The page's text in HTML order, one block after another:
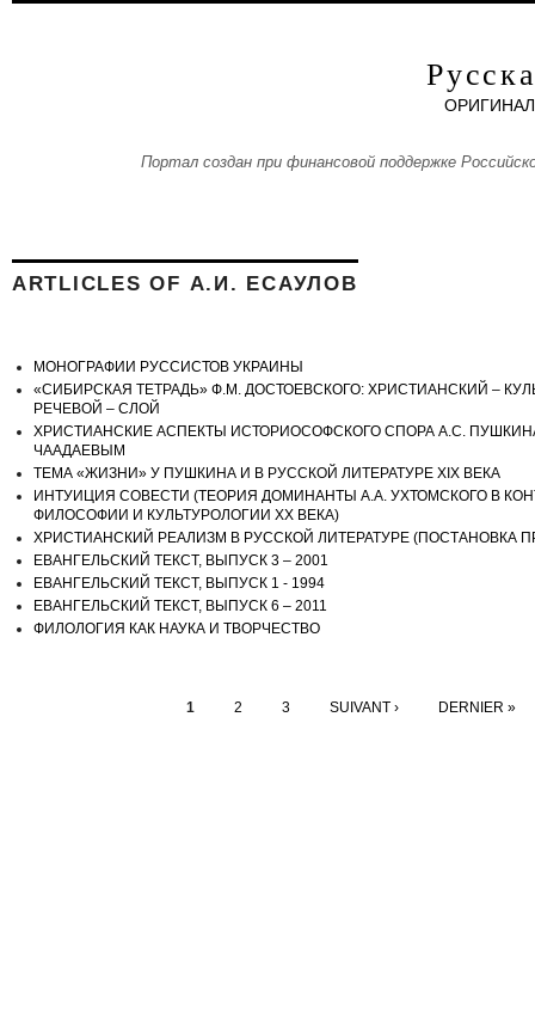
Портал создан при финансовой поддержке
ARTLICLES OF А.И. ЕСАУЛОВ
МОНОГРАФИИ РУССИСТОВ УКРАИНЫ
«СИБИРСКАЯ ТЕТРАДЬ» Ф.М. ДОСТОЕВСКОГО: ХРИСТИАНСКИЙ –
РЕЧЕВОЙ – СЛОЙ
ХРИСТИАНСКИЕ АСПЕКТЫ ИСТОРИОСОФСКОГО СПОРА А.С.
ЧААДАЕВЫМ
ТЕМА «ЖИЗНИ» У ПУШКИНА И В РУССКОЙ ЛИТЕРАТУРЕ XIX ВЕКА
ИНТУИЦИЯ СОВЕСТИ (ТЕОРИЯ ДОМИНАНТЫ А.А. УХТОМСКОГО В
ФИЛОСОФИИ И КУЛЬТУРОЛОГИИ XX ВЕКА)
ХРИСТИАНСКИЙ РЕАЛИЗМ В РУССКОЙ ЛИТЕРАТУРЕ (ПОСТАНОВКА
ЕВАНГЕЛЬСКИЙ ТЕКСТ, ВЫПУСК 3 – 2001
ЕВАНГЕЛЬСКИЙ ТЕКСТ, ВЫПУСК 1 - 1994
ЕВАНГЕЛЬСКИЙ ТЕКСТ, ВЫПУСК 6 – 2011
ФИЛОЛОГИЯ КАК НАУКА И ТВОРЧЕСТВО
1 2 3 SUIVANT › DERNIER »